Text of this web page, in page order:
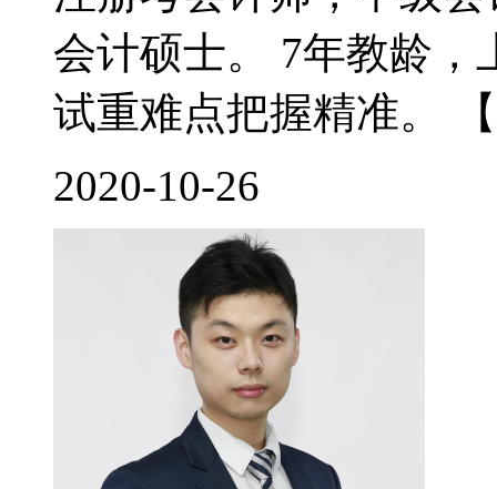
会计硕士。 7年教龄
试重难点把握精准。
2020-10-26